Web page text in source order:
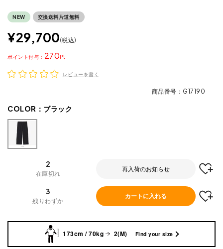
NEW 交換送料片道無料
¥29,700 税込
270
ポイント
レビューを書く
商品番号 G17190
COLOR： ブラック
2
在庫切れ
再入荷のお知らせ
3
残りわずか
カートに入れる
173cm / 70kg 2(M) Find your size